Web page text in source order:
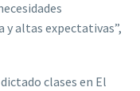
y altas expectativas”,
clases en El